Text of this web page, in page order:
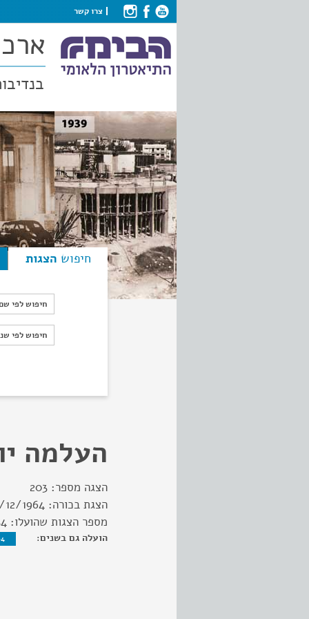
צרו קשר
חיפוש הצגות
חיפוש לפי
חיפוש לפי
חיפוש לפי
העלמה
הצגה מספר: 203
הצגת בכורה: 12/1964
מספר הצגות שהועלו:
הועלה גם בשנים: